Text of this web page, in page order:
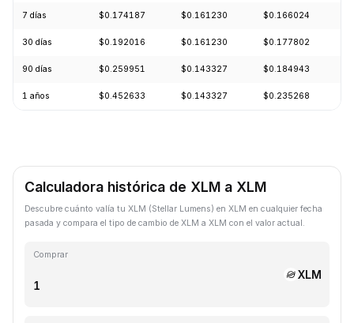
7 días $0.174187 $0.161230 $0.166024
30 días $0.192016 $0.161230 $0.177802
90 días $0.259951 $0.143327 $0.184943
1 años $0.452633 $0.143327 $0.235268
Calculadora histórica de XLM a XLM
Descubre cuánto valía tu XLM (Stellar Lumens) en XLM en cualquier fecha
pasada y compara el tipo de cambio de XLM a XLM con el valor actual.
Comprar
XLM